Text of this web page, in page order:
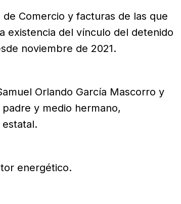
Comercio y facturas de las que
existencia del vínculo del detenido
noviembre de 2021.
Orlando García Mascorro y
y medio hermano,
energético.